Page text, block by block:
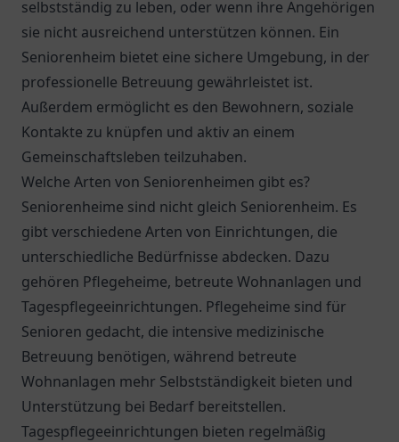
selbstständig zu leben, oder wenn ihre Angehörigen
sie nicht ausreichend unterstützen können. Ein
Seniorenheim bietet eine sichere Umgebung, in der
professionelle Betreuung gewährleistet ist.
Außerdem ermöglicht es den Bewohnern, soziale
Kontakte zu knüpfen und aktiv an einem
Gemeinschaftsleben teilzuhaben.
Welche Arten von Seniorenheimen gibt es?
Seniorenheime sind nicht gleich Seniorenheim. Es
gibt verschiedene Arten von Einrichtungen, die
unterschiedliche Bedürfnisse abdecken. Dazu
gehören Pflegeheime, betreute Wohnanlagen und
Tagespflegeeinrichtungen. Pflegeheime sind für
Senioren gedacht, die intensive medizinische
Betreuung benötigen, während betreute
Wohnanlagen mehr Selbstständigkeit bieten und
Unterstützung bei Bedarf bereitstellen.
Tagespflegeeinrichtungen bieten regelmäßig